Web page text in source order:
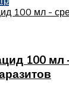
100 мл